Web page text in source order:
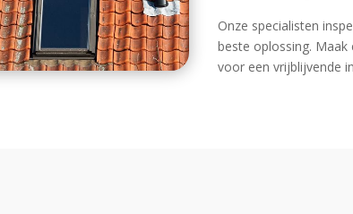
Onze specialisten
beste oplossing. Maak
voor een vrijblijvende